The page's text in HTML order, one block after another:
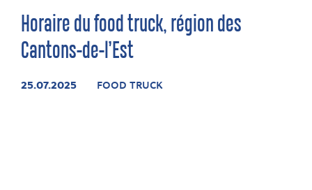
Horaire du food truck, région des
Cantons-de-l’Est
25.07.2025 FOOD TRUCK